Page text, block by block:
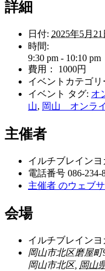
詳細
日付: 2025年5月21
時間:
9:30 pm - 10:10 pm
費用：
1000円
イベントカテゴリ
イベント タグ: オ
山, 岡山 オンラ
主催者
イルチブレイン
電話番号 086-234-
主催者 のウェブ
会場
イルチブレイン
岡山市北区磨屋
岡山市北区, 岡山